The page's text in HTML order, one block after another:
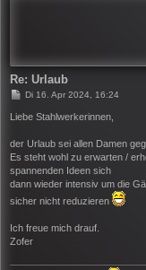
Re: Urlaub
B
i
a
g
Di 16. Apr 2024, 16:24
Liebe Stahlwerkerinnen,
der Urlaub sei allen Damen
Es steht wohl zu erwarten /
spannenden Ideen sich
dann wieder intensiv um die
sicher nicht reduzieren
Ich freue mich drauf.
Zofer